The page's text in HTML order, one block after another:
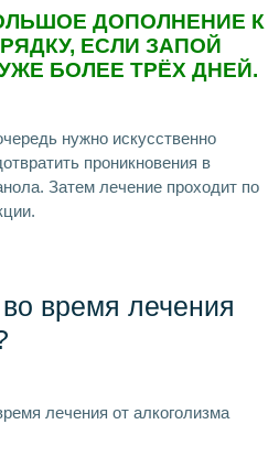
ДОПОЛНЕНИЕ К
ЕСЛИ ЗАПОЙ
БОЛЕЕ ТРЁХ ДНЕЙ.
нужно искусственно
проникновения в
Затем лечение проходит по
время лечения